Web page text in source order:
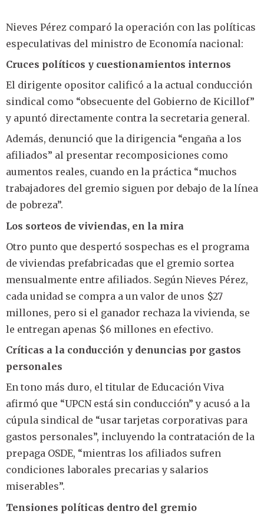
Nieves Pérez comparó la operación con las políticas
especulativas del ministro de Economía nacional:
Cruces políticos y cuestionamientos internos
El dirigente opositor calificó a la actual conducción
sindical como “obsecuente del Gobierno de Kicillof”
y apuntó directamente contra la secretaria general.
Además, denunció que la dirigencia “engaña a los
afiliados” al presentar recomposiciones como
aumentos reales, cuando en la práctica “muchos
trabajadores del gremio siguen por debajo de la línea
de pobreza”.
Los sorteos de viviendas, en la mira
Otro punto que despertó sospechas es el programa
de viviendas prefabricadas que el gremio sortea
mensualmente entre afiliados. Según Nieves Pérez,
cada unidad se compra a un valor de unos $27
millones, pero si el ganador rechaza la vivienda, se
le entregan apenas $6 millones en efectivo.
Críticas a la conducción y denuncias por gastos
personales
En tono más duro, el titular de Educación Viva
afirmó que “UPCN está sin conducción” y acusó a la
cúpula sindical de “usar tarjetas corporativas para
gastos personales”, incluyendo la contratación de la
prepaga OSDE, “mientras los afiliados sufren
condiciones laborales precarias y salarios
miserables”.
Tensiones políticas dentro del gremio